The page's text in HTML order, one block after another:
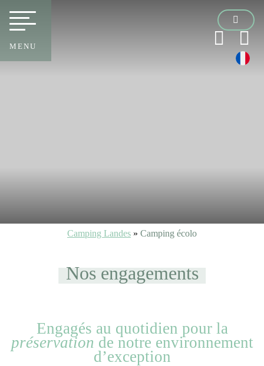
MENU
Camping Landes » Camping écolo
Nos engagements
Engagés au quotidien pour la
préservation de notre environnement
d’exception